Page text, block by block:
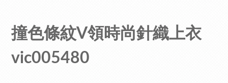
撞色條紋V領時尚針織上衣
vic005480